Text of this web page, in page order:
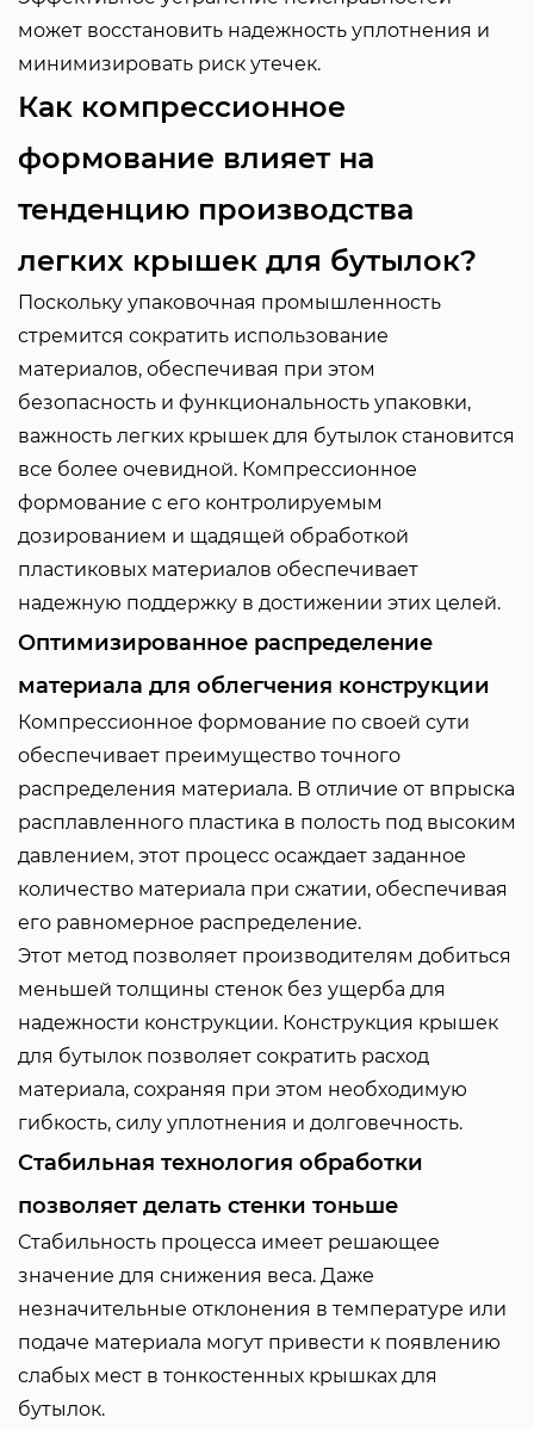
может восстановить надежность уплотнения и
минимизировать риск утечек.
Как компрессионное
формование влияет на
тенденцию производства
легких крышек для бутылок?
Поскольку упаковочная промышленность
стремится сократить использование
материалов, обеспечивая при этом
безопасность и функциональность упаковки,
важность легких крышек для бутылок становится
все более очевидной. Компрессионное
формование с его контролируемым
дозированием и щадящей обработкой
пластиковых материалов обеспечивает
надежную поддержку в достижении этих целей.
Оптимизированное распределение
материала для облегчения конструкции
Компрессионное формование по своей сути
обеспечивает преимущество точного
распределения материала. В отличие от впрыска
расплавленного пластика в полость под высоким
давлением, этот процесс осаждает заданное
количество материала при сжатии, обеспечивая
его равномерное распределение.
Этот метод позволяет производителям добиться
меньшей толщины стенок без ущерба для
надежности конструкции. Конструкция крышек
для бутылок позволяет сократить расход
материала, сохраняя при этом необходимую
гибкость, силу уплотнения и долговечность.
Стабильная технология обработки
позволяет делать стенки тоньше
Стабильность процесса имеет решающее
значение для снижения веса. Даже
незначительные отклонения в температуре или
подаче материала могут привести к появлению
слабых мест в тонкостенных крышках для
бутылок.